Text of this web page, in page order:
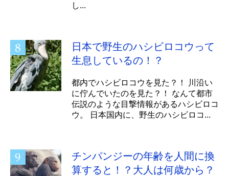
し...
日本で野生のハシビロコウって
生息しているの！？
都内でハシビロコウを見た？！ 川沿い
に佇んでいたのを見た？！ なんて都市
伝説のような目撃情報があるハシビロコ
ウ。 日本国内に、野生のハシビロコ...
チンパンジーの年齢を人間に換
算すると！？大人は何歳から？